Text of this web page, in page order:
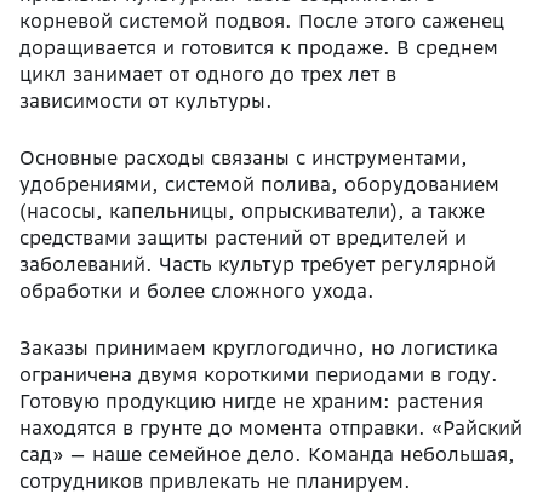
корневой системой подвоя. После этого саженец
доращивается и готовится к продаже. В среднем
цикл занимает от одного до трех лет в
зависимости от культуры.
Основные расходы связаны с инструментами,
удобрениями, системой полива, оборудованием
(насосы, капельницы, опрыскиватели), а также
средствами защиты растений от вредителей и
заболеваний. Часть культур требует регулярной
обработки и более сложного ухода.
Заказы принимаем круглогодично, но логистика
ограничена двумя короткими периодами в году.
Готовую продукцию нигде не храним: растения
находятся в грунте до момента отправки. «Райский
сад» — наше семейное дело. Команда небольшая,
сотрудников привлекать не планируем.